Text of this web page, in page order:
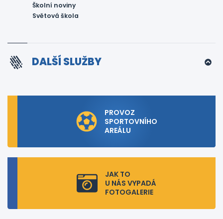
Školní noviny
Světová škola
DALŠÍ SLUŽBY
PROVOZ
SPORTOVNÍHO
AREÁLU
JAK TO
U NÁS VYPADÁ
FOTOGALERIE